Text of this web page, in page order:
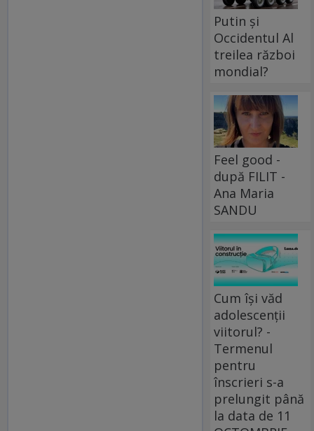
Putin și
Occidentul Al
treilea război
mondial?
Feel good -
după FILIT -
Ana Maria
SANDU
Cum își văd
adolescenții
viitorul? -
Termenul
pentru
înscrieri s-a
prelungit până
la data de 11